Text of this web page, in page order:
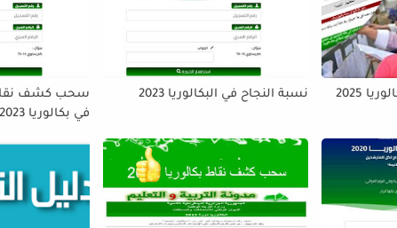
كشف نقاط شهادة البكالوريا 2025
نسبة النجاح في البكالوريا 2023
سحب كشف
في بكالوريا 2023